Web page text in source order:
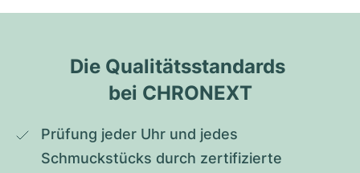
Die Qualitätsstandards
bei CHRONEXT
Prüfung jeder Uhr und jedes
Schmuckstücks durch zertifizierte